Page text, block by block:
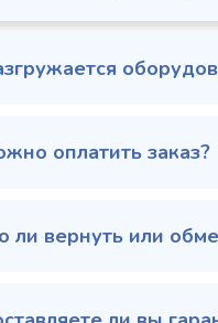
(Д х Ш х В),
°C
343 ₽ ✓ В
оплатить заказ?
ли вернуть или